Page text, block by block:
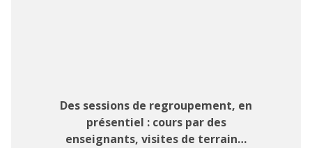
Des sessions de regroupement, en
présentiel : cours par des
enseignants, visites de terrain…